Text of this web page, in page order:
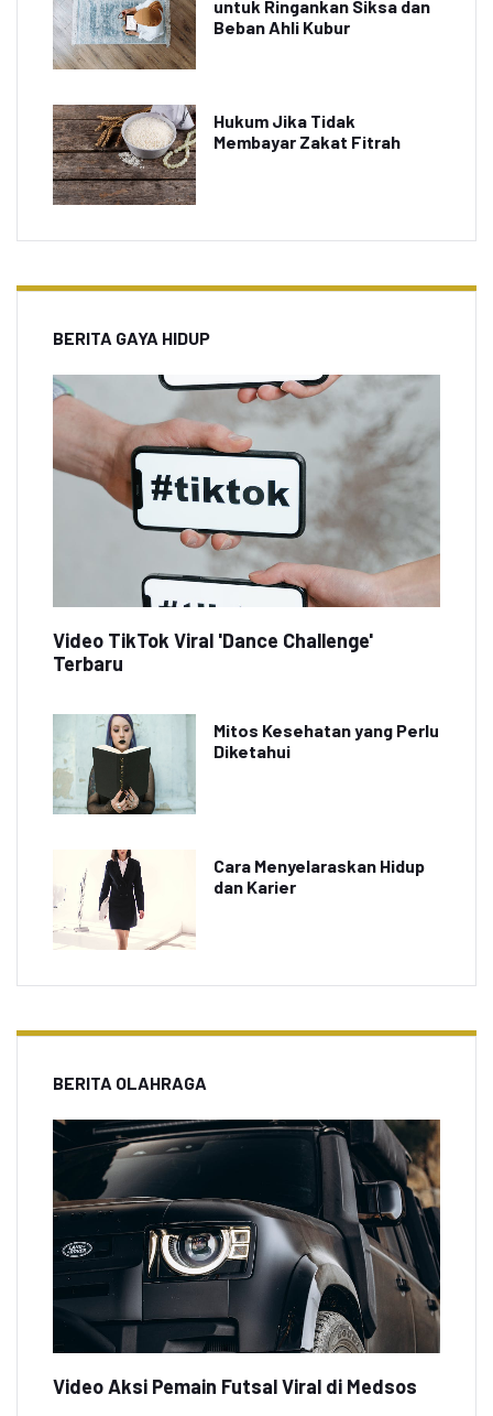
untuk Ringankan Siksa dan
Beban Ahli Kubur
Hukum Jika Tidak
Membayar Zakat Fitrah
BERITA GAYA HIDUP
Video TikTok Viral 'Dance Challenge'
Terbaru
Mitos Kesehatan yang Perlu
Diketahui
Cara Menyelaraskan Hidup
dan Karier
BERITA OLAHRAGA
Video Aksi Pemain Futsal Viral di Medsos